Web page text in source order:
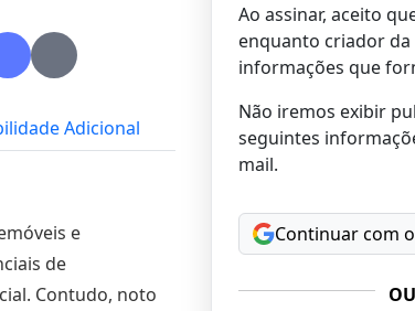
Adicional
e
de
Contudo, noto
Ao assinar, aceito
enquanto criador da
informações que
Não iremos exibir
seguintes
mail.
Continuar com
OU